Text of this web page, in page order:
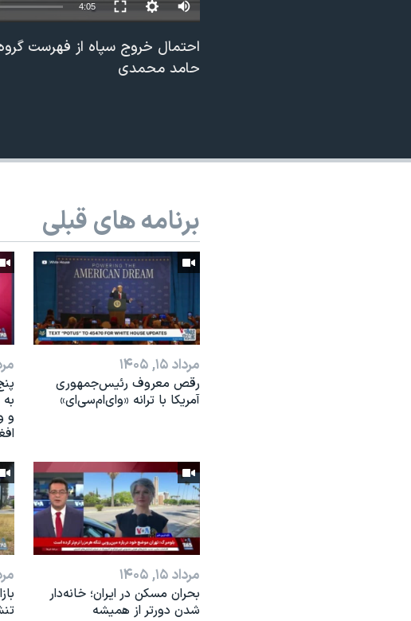
4:05
احتمال خروج سپاه از فهرست
حامد محمدی
برنامه های قبلی
مرداد ۱۵, ۱۴۰۵
رقص معروف رئیس‌جمهوری
آمریکا با ترانه «وای‌ام‌سی‌ای»
و
مرداد ۱۵, ۱۴۰۵
بحران مسکن در ایران؛ خانه‌دار
شدن دورتر از همیشه